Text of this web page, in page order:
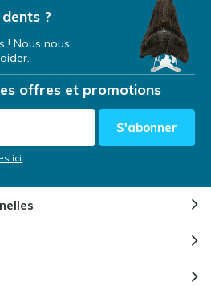
?
! Nous nous
offres et promotions
S'abonner
ici